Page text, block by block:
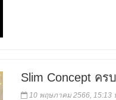
Slim Concept คร
10 พฤษภาคม 2566, 15:13